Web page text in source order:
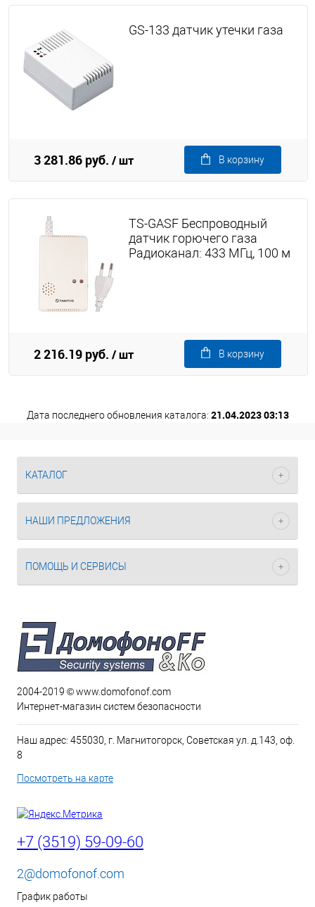
GS-133 датчик утечки газа
3 281.86 руб. / шт В корзину
TS-GASF Беспроводный
датчик горючего газа
Радиоканал: 433 МГц, 100 м
2 216.19 руб. / шт В корзину
Дата последнего обновления каталога: 21.04.2023 03:13
КАТАЛОГ
НАШИ ПРЕДЛОЖЕНИЯ
ПОМОЩЬ И СЕРВИСЫ
2004-2019 © www.domofonof.com
Интернет-магазин систем безопасности
Наш адрес: 455030, г. Магнитогорск, Советская ул. д.143, оф.
8
Посмотреть на карте
+7 (3519) 59-09-60
2@domofonof.com
График работы